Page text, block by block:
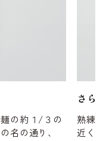
の約１/３の
名の通り、
さらり
熟練の
近くの